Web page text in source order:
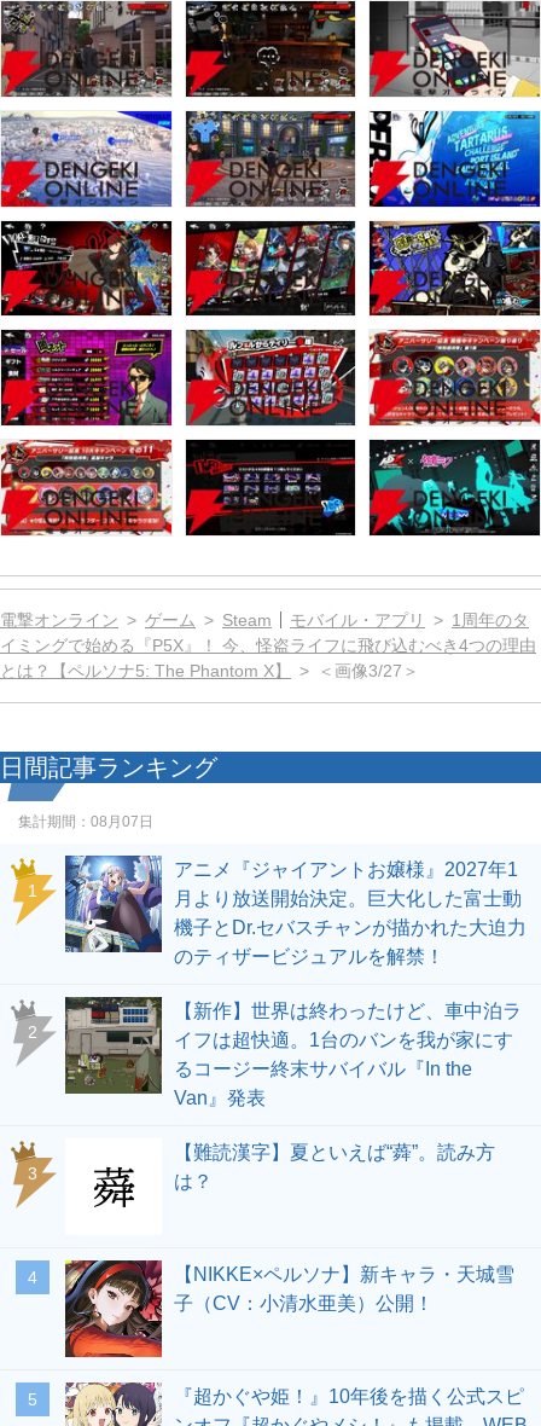
電撃オンライン ゲーム Steam モバイル・アプリ
1周年のタ
イミングで始める『P5X』！ 今、怪盗ライフに飛び込むべき4つの理由
とは？【ペルソナ5: The Phantom X】
＜画像3/27＞
日間記事ランキング
集計期間： 08月07日
1
アニメ『ジャイアントお嬢様』2027年1
月より放送開始決定。巨大化した富士動
機子とDr.セバスチャンが描かれた大迫力
のティザービジュアルを解禁！
2
【新作】世界は終わったけど、車中泊ラ
イフは超快適。1台のバンを我が家にす
るコージー終末サバイバル『In the
Van』発表
3
【難読漢字】夏といえば“蕣”。読み方
は？
4
【NIKKE×ペルソナ】新キャラ・天城雪
子（CV：小清水亜美）公開！
5
『超かぐや姫！』10年後を描く公式スピ